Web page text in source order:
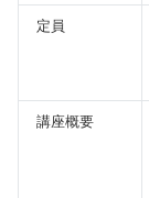
定員
講座概要